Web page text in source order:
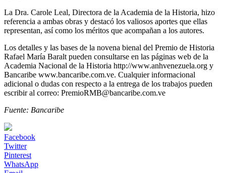
La Dra. Carole Leal, Directora de la Academia de la Historia, hizo
referencia a ambas obras y destacó los valiosos aportes que ellas
representan, así como los méritos que acompañan a los autores.
Los detalles y las bases de la novena bienal del Premio de Historia
Rafael María Baralt pueden consultarse en las páginas web de la
Academia Nacional de la Historia http://www.anhvenezuela.org y
Bancaribe www.bancaribe.com.ve. Cualquier informacional
adicional o dudas con respecto a la entrega de los trabajos pueden
escribir al correo: PremioRMB@bancaribe.com.ve
Fuente: Bancaribe
Facebook
Twitter
Pinterest
WhatsApp